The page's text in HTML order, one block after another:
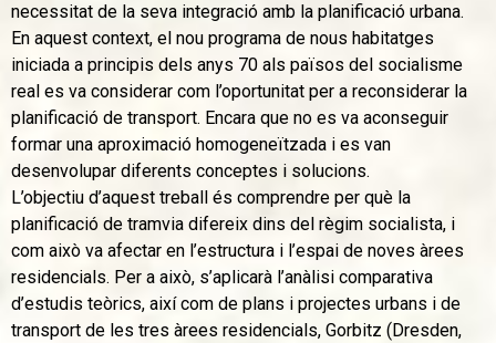
necessitat de la seva integració amb la planificació urbana.
En aquest context, el nou programa de nous habitatges
iniciada a principis dels anys 70 als països del socialisme
real es va considerar com l’oportunitat per a reconsiderar la
planificació de transport. Encara que no es va aconseguir
formar una aproximació homogeneïtzada i es van
desenvolupar diferents conceptes i solucions.
L’objectiu d’aquest treball és comprendre per què la
planificació de tramvia difereix dins del règim socialista, i
com això va afectar en l’estructura i l’espai de noves àrees
residencials. Per a això, s’aplicarà l’anàlisi comparativa
d’estudis teòrics, així com de plans i projectes urbans i de
transport de les tres àrees residencials, Gorbitz (Dresden,